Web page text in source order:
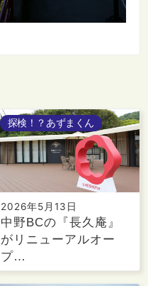
探検！？あずまくん
2026年5月13日
中野BCの『長久庵』
がリニューアルオー
プ…